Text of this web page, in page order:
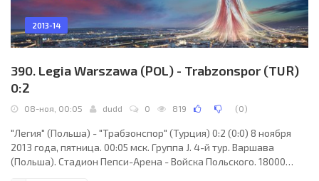
2013-14
390. Legia Warszawa (POL) - Trabzonspor (TUR)
0:2
08-ноя, 00:05 dudd 0 819 (0)
"Легия" (Польша) - "Трабзонспор" (Турция) 0:2 (0:0) 8 ноября
2013 года, пятница. 00:05 мск. Группа J. 4-й тур. Варшава
(Польша). Стадион Пепси-Арена - Войска Польского. 18000